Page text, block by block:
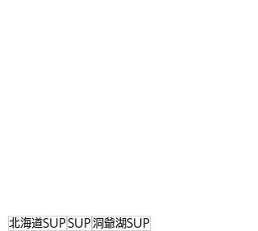
北海道SUPSUP洞爺湖SUP